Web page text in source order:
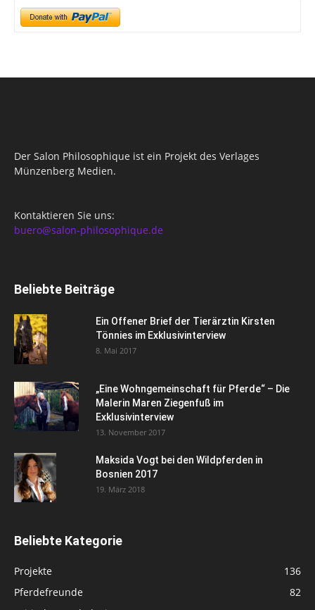
Der Salon Philosophique ist ein Projekt des Verlages
Münzenberg Medien.
Kontaktieren Sie uns:
buero@salon-philosophique.de
Beliebte Beiträge
Ein Offener Brief der Tierärztin Kirsten
Tönnies im Exklusivinterview
8. Mai 2017
„Eine Wohngemeinschaft für Pferde“ – Die
Malerin Maren Ziegenfuß im
Exklusivinterview
13. November 2017
Maksida Vogt bei den Wildpferden in
Bosnien 2017
19. März 2018
Beliebte Kategorie
Projekte
136
Pferdefreunde
82